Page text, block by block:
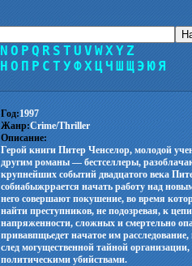
N O P Q R S T U V WXYZ
Н О П Р С Т УФХ ЦЧ Ш Щ Э ЮЯ
Год:1997
Жанр:Crime/Thriller
Описание:
Герой книги Питер Ченселор, молодой
другим романы — бестселлеры,
крупнейших событий двадцатого века
собиабыжррается начать работу над
него совершают покушение, во время
найти преступников, не подозревая, к
напряженности, сложных и смертельно
привавпщьедет начатое им
след могущественной тайной
политическими убийствами.